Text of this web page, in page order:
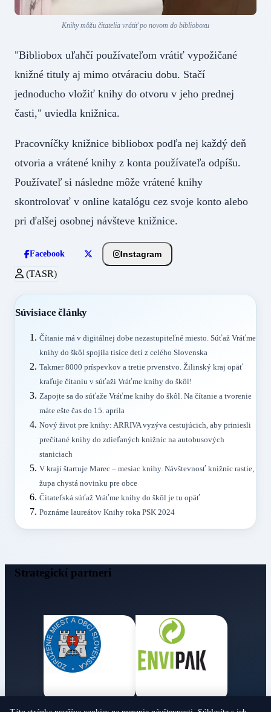
Knihy môžu čitatelia vrátiť po novom do biblioboxu
"Bibliobox uľahčí používateľom vrátiť vypožičané
knižné tituly aj mimo otváraciu dobu. Stačí
jednoducho vložiť knihy do otvoru v jeho prednej
časti," uviedla knižnica.
Pracovníčky knižnice bibliobox podľa nej každý deň
otvoria a vrátené knihy z konta používateľa odpíšu.
Používateľ si následne môže vrátené knihy
skontrolovať v online katalógu cez svoje konto alebo
pri ďalšej osobnej návšteve knižnice.
Facebook Instagram
(TASR)
Súvisiace články
Čítanie má v digitálnej dobe nezastupiteľné miesto. Súťaž Vráťme
knihy do škôl spojila tisíce detí z celého Slovenska
Takmer 8000 príspevkov a tretie prvenstvo. Žilinský kraj opäť
kraľuje čítaniu v súťaži Vráťme knihy do škôl!
Zapojte sa do súťaže Vráťme knihy do škôl. Na čítanie a tvorenie
máte ešte čas do 15. apríla
Nový život pre knihy: ARRIVA vyzýva cestujúcich, aby priniesli
prečítané knihy do zdieľaných knižníc na autobusových
staniciach
V kraji štartuje Marec – mesiac knihy. Návštevnosť knižníc rastie,
župa chystá novinku pre obce
Čitateľská súťaž Vráťme knihy do škôl je tu opäť
Poznáme laureátov Knihy roka PSK 2024
Strategickí partneri